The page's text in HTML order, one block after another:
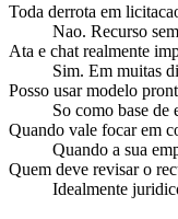
Toda derrota em
Nao. Recurso
Ata e chat realmente
Sim. Em muitas
Posso usar modelo
So como base de
Quando vale focar em
Quando a sua
Quem deve revisar o
Idealmente